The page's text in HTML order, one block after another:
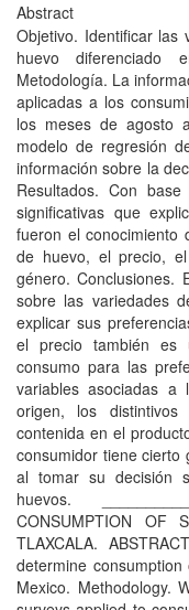
Abstract
Objetivo. Identificar las
huevo diferenciado
Metodología. La
aplicadas a los
los meses de agosto
modelo de regresión
información sobre la
Resultados. Con
significativas que
fueron el conocimiento
de huevo, el precio,
género. Conclusiones.
sobre las variedades
explicar sus
el precio también es
consumo para las
variables asociadas a
origen, los
contenida en el
consumidor tiene cierto
al tomar su decisión
huevos.
CONSUMPTION OF
TLAXCALA.
determine
Mexico. Methodology.